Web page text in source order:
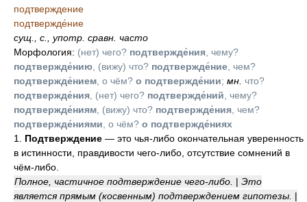
подтверждение
подтвержде́ние
сущ.
с.
употр. сравн. часто
Морфология: (нет) чего? подтвержде́ния , чему?
подтвержде́нию , (вижу) что? подтвержде́ние , чем?
подтвержде́нием , о чём? о подтвержде́нии; мн. что?
подтвержде́ния , (нет) чего? подтвержде́ний , чему?
подтвержде́ниям , (вижу) что? подтвержде́ния , чем?
подтвержде́ниями , о чём? о подтвержде́ниях
1. Подтверждение — это чья-либо окончательная уверенность
в истинности, правдивости чего-либо, отсутствие сомнений в
чём-либо.
Полное, частичное подтверждение чего-либо. | Это
является прямым (косвенным) подтверждением гипотезы. |